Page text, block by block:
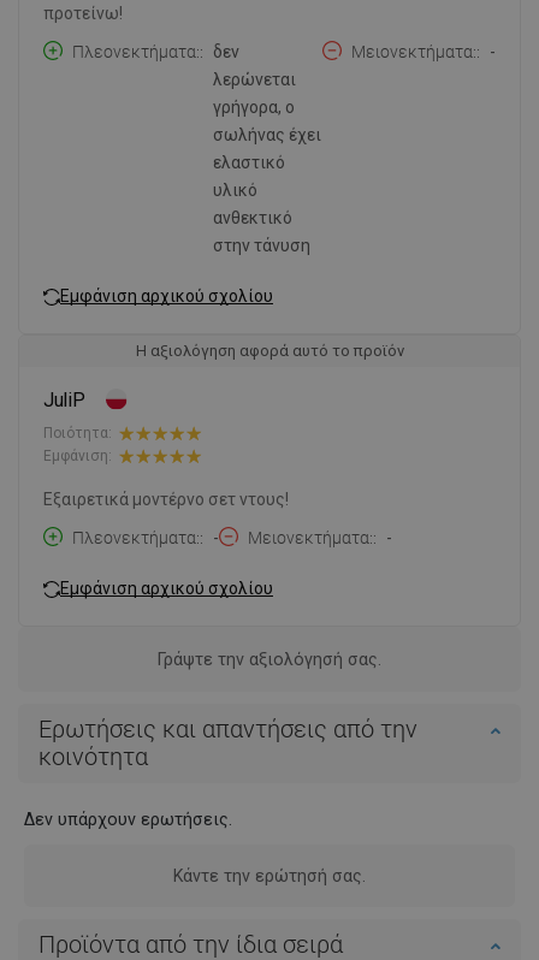
προτείνω!
Πλεονεκτήματα:
δεν
λερώνεται
γρήγορα, ο
σωλήνας έχει
ελαστικό
υλικό
ανθεκτικό
στην τάνυση
Μειονεκτήματα: -
Εμφάνιση αρχικού σχολίου
Η αξιολόγηση αφορά αυτό το προϊόν
JuliP
Ποιότητα:
Εμφάνιση:
Εξαιρετικά μοντέρνο σετ ντους!
Πλεονεκτήματα:
- Μειονεκτήματα: -
Εμφάνιση αρχικού σχολίου
Γράψτε την αξιολόγησή σας.
Ερωτήσεις και απαντήσεις από την
κοινότητα
Δεν υπάρχουν ερωτήσεις.
Κάντε την ερώτησή σας.
Προϊόντα από την ίδια σειρά